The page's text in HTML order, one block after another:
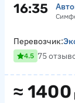
16:35
≈ 1400
Перевозчик:
4.5 75